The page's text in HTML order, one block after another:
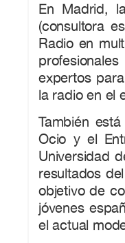
En Madrid,
(consultora
Radio en
expertos
la radio en el
También
Ocio y el
Universidad
resultados
objetivo de
jóvenes
el actual